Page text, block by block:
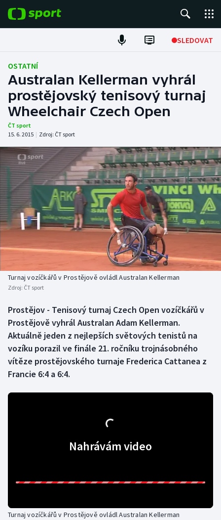
SLEDOVAT
Fotbal
Hokej
Tenis
Atletika
Cyklistika
DALŠÍ SPORTY
Americký fotbal
Baseball a softbal
Basketbal
Biatlon
Box
Curling
Dostihy
Florbal
Jezdectví
NEPŘEHLÉDNĚTE
Soutěže
Historické návraty
Aplikace ČT sport
OSTATNÍ
Australan Kellerman vyhrál
prostějovský tenisový turnaj
Wheelchair Czech Open
ČT sport
15. 6. 2015 | Zdroj: ČT sport
Turnaj vozíčkářů v Prostějově ovládl Australan Kellerman
Zdroj: ČT sport
Prostějov - Tenisový turnaj Czech Open vozíčkářů v
Prostějově vyhrál Australan Adam Kellerman.
Aktuálně jeden z nejlepších světových tenistů na
vozíku porazil ve finále 21. ročníku trojnásobného
vítěze prostějovského turnaje Frederica Cattanea z
Francie 6:4 a 6:4.
Nahrávám video
Turnaj vozíčkářů v Prostějově ovládl Australan Kellerman